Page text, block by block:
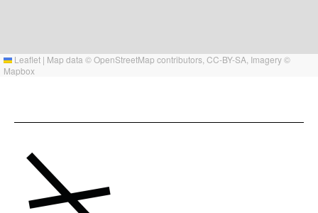
Leaflet | Map data ©OpenStreetMap contributors, CC-BY-SA , Imagery ©
Mapbox